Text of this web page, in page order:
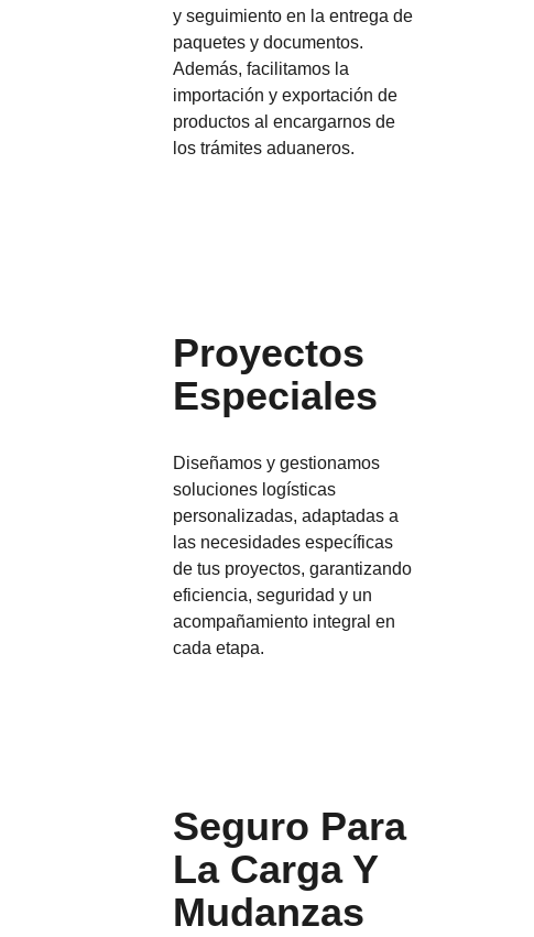
y seguimiento en la entrega de
paquetes y documentos.
Además, facilitamos la
importación y exportación de
productos al encargarnos de
los trámites aduaneros.
Proyectos
Especiales
Diseñamos y gestionamos
soluciones logísticas
personalizadas, adaptadas a
las necesidades específicas
de tus proyectos, garantizando
eficiencia, seguridad y un
acompañamiento integral en
cada etapa.
Seguro Para
La Carga Y
Mudanzas